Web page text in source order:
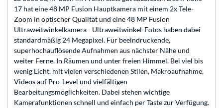
17 hat eine 48 MP Fusion Hauptkamera mit einem 2x Tele-
Zoom in optischer Qualität und eine 48 MP Fusion
Ultraweitwinkel­kamera - Ultraweitwinkel-Fotos haben dabei
standardmäßig 24 Megapixel. Für beeindruckende,
superhochauflösende Aufnahmen aus nächster Nähe und
weiter Ferne. In Räumen und unter freien Himmel. Bei viel bis
wenig Licht, mit vielen verschiedenen Stilen, Makroaufnahme,
Videos auf Pro-Level und vielfältigen
Bearbeitungsmöglichkeiten. Dabei stehen wichtige
Kamerafunktionen schnell und einfach per Taste zur Verfügung.